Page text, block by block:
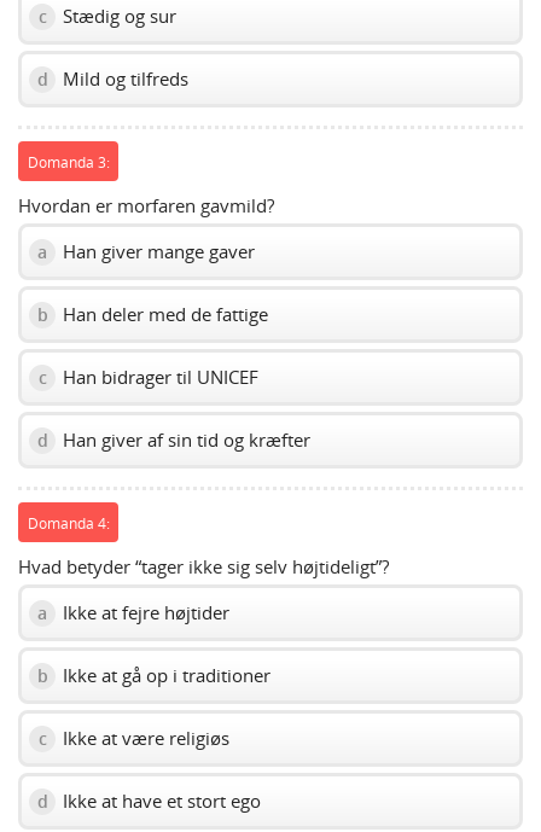
c Stædig og sur
d Mild og tilfreds
Domanda 3:
Hvordan er morfaren gavmild?
a Han giver mange gaver
b Han deler med de fattige
c Han bidrager til UNICEF
d Han giver af sin tid og kræfter
Domanda 4:
Hvad betyder “tager ikke sig selv højtideligt”?
a Ikke at fejre højtider
b Ikke at gå op i traditioner
c Ikke at være religiøs
d Ikke at have et stort ego